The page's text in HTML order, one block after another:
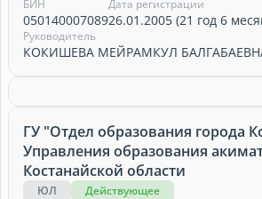
БИН
050140007089
Дата регистрации
26.01.2005 (21 год 6
Руководитель
КОКИШЕВА МЕЙРАМКУЛ
ГУ "Отдел образования города
Управления образования
Костанайской области
ЮЛ
Действующее